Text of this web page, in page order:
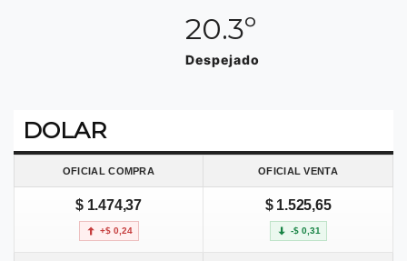
20.3º
Despejado
DOLAR
OFICIAL COMPRA OFICIAL VENTA
$ 1.474,37
+$ 0,24
$ 1.525,65
-$ 0,31